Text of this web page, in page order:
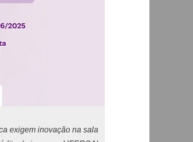
exigem inovação na sala